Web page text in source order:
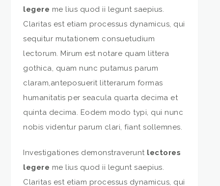
legere me lius quod ii legunt saepius.
Claritas est etiam processus dynamicus, qui
sequitur mutationem consuetudium
lectorum. Mirum est notare quam littera
gothica, quam nunc putamus parum
claram,anteposuerit litterarum formas
humanitatis per seacula quarta decima et
quinta decima. Eodem modo typi, qui nunc
nobis videntur parum clari, fiant sollemnes.
Investigationes demonstraveruntlectores
legere me lius quod ii legunt saepius.
Claritas est etiam processus dynamicus, qui